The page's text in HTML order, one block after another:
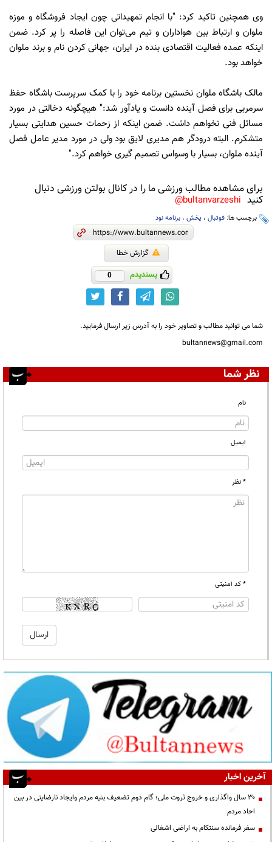
وی همچنین تاکید کرد: "با انجام تمهیداتی چون ایجاد فروشگاه و موزه
ملوان و ارتباط بین هواداران و تیم می‌توان این فاصله را پر کرد. ضمن
اینکه عمده فعالیت اقتصادی بنده در ایران، جهانی کردن نام و برند ملوان
خواهد بود.
مالک باشگاه ملوان نخستین برنامه خود را با کمک سرپرست باشگاه حفظ
سرمربی برای فصل آینده دانست و یادآور شد:" هیچگونه دخالتی در مورد
مسائل فنی نخواهم داشت. ضمن اینکه از زحمات حسین هدایتی بسیار
متشکرم. البته درودگر هم مدیری لایق بود ولی در مورد مدیر عامل فصل
آینده ملوان، بسیار با وسواس تصمیم گیری خواهم کرد."
برای مشاهده مطالب ورزشی ما را در کانال بولتن ورزشی دنبال
کنید bultanvarzeshi@
برچسب ها: فوتبال ، پخش ، برنامه نود
گزارش خطا
پسندیدم 0
شما می توانید مطالب و تصاویر خود را به آدرس زیر ارسال فرمایید.
bultannews@gmail.com
نظر شما
نام
ایمیل
* نظر
* کد امنیتی
آخرین اخبار
۳۰ سال واگذاری و خروج ثروت ملی؛ گام دوم تضعیف بنیه مردم وایجاد نارضایتی در بین
احاد مردم
سفر فرمانده سنتکام به اراضی اشغالی